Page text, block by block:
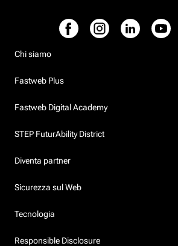
Chi siamo
Fastweb Plus
Fastweb Digital Academy
STEP FuturAbility District
Diventa partner
Sicurezza sul Web
Tecnologia
Responsible Disclosure